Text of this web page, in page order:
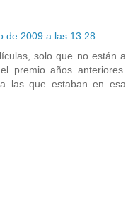
de 2009 a las 13:28
solo que no están a
premio años anteriores.
las que estaban en esa